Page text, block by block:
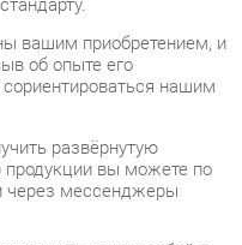
развёрнутую
вы можете по
мессенджеры
между собой в
антрацит,
центрального склада в
и магазинов